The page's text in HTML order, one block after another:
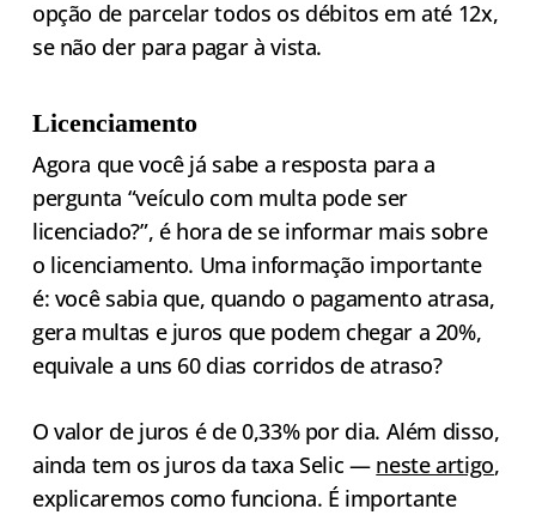
opção de parcelar todos os débitos em até 12x,
se não der para pagar à vista.
Licenciamento
Agora que você já sabe a resposta para a
pergunta “veículo com multa pode ser
licenciado?”, é hora de se informar mais sobre
o licenciamento. Uma informação importante
é: você sabia que, quando o pagamento atrasa,
gera multas e juros que podem chegar a 20%,
equivale a uns 60 dias corridos de atraso?
O valor de juros é de 0,33% por dia. Além disso,
ainda tem os juros da taxa Selic — neste artigo,
explicaremos como funciona. É importante